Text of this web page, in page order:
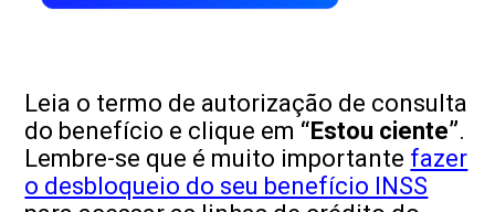
Leia o termo de autorização de consulta
do benefício e clique em “Estou ciente”.
Lembre-se que é muito importante fazer
o desbloqueio do seu benefício INSS